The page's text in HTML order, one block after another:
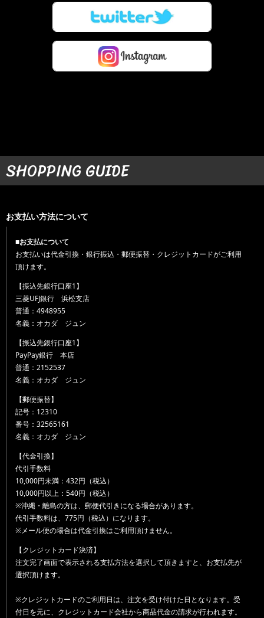
SHOPPING GUIDE
お支払い方法について
■お支払について
お支払いは代金引換・銀行振込・郵便振替・クレジットカードがご利用
頂けます。
【振込先銀行口座1】
三菱UFJ銀行 浜松支店
普通：4948955
名義：オカダ ジュン
【振込先銀行口座1】
PayPay銀行 本店
普通：2152537
名義：オカダ ジュン
【郵便振替】
記号：12310
番号：32565161
名義：オカダ ジュン
【代金引換】
代引手数料
10,000円未満：432円（税込）
10,000円以上：540円（税込）
※沖縄・離島の方は、郵便代引きになる場合があります。
代引手数料は、775円（税込）になります。
※メール便の場合は代金引換はご利用頂けません。
【クレジットカード決済】
注文完了画面で表示される支払方法を選択して頂きますと、お支払先が
選択頂けます。
※クレジットカードのご利用日は、注文を受け付けた日となります。受
付日を元に、クレジットカード会社から商品代金の請求が行われます。